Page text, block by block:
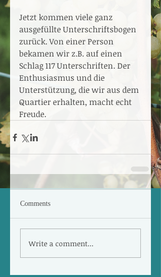
Jetzt kommen viele ganz
ausgefüllte Unterschriftsbogen
zurück. Von einer Person
bekamen wir z.B. auf einen
Schlag 117 Unterschriften. Der
Enthusiasmus und die
Unterstützung, die wir aus dem
Quartier erhalten, macht echt
Freude.
Comments
Write a comment...